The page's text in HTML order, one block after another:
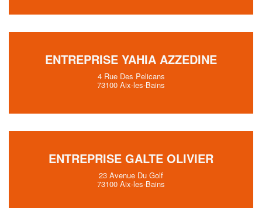
ENTREPRISE YAHIA AZZEDINE
4 Rue Des Pelicans
73100 Aix-les-Bains
ENTREPRISE GALTE OLIVIER
23 Avenue Du Golf
73100 Aix-les-Bains